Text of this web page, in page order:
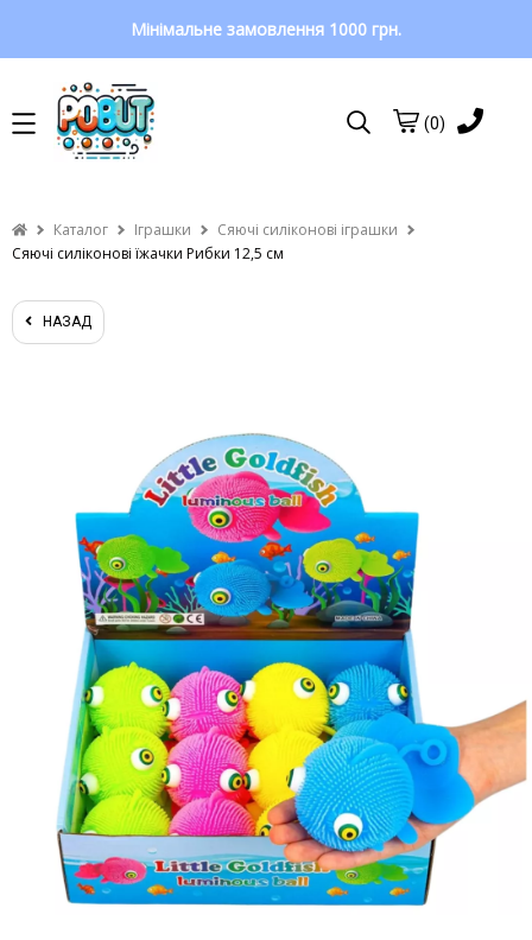
Мінімальне замовлення 1000 грн.
(0)
Каталог Іграшки
Сяючі силіконові іграшки
Сяючі силіконові їжачки Рибки 12,5 см
НАЗАД